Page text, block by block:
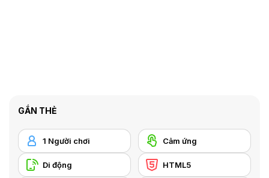
GẮN THẺ
1 Người chơi Cảm ứng
Di động HTML5